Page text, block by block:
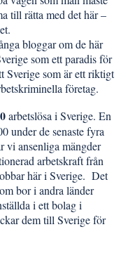
till rätta med det här –
bloggar om de här
som ett paradis för
Sverige som är ett riktigt
företag.
arbetslösa i Sverige. En
under de senaste fyra
vi ansenliga mängder
arbetskraft från
här i Sverige. Det
bor i andra länder
i ett bolag i
dem till Sverige för